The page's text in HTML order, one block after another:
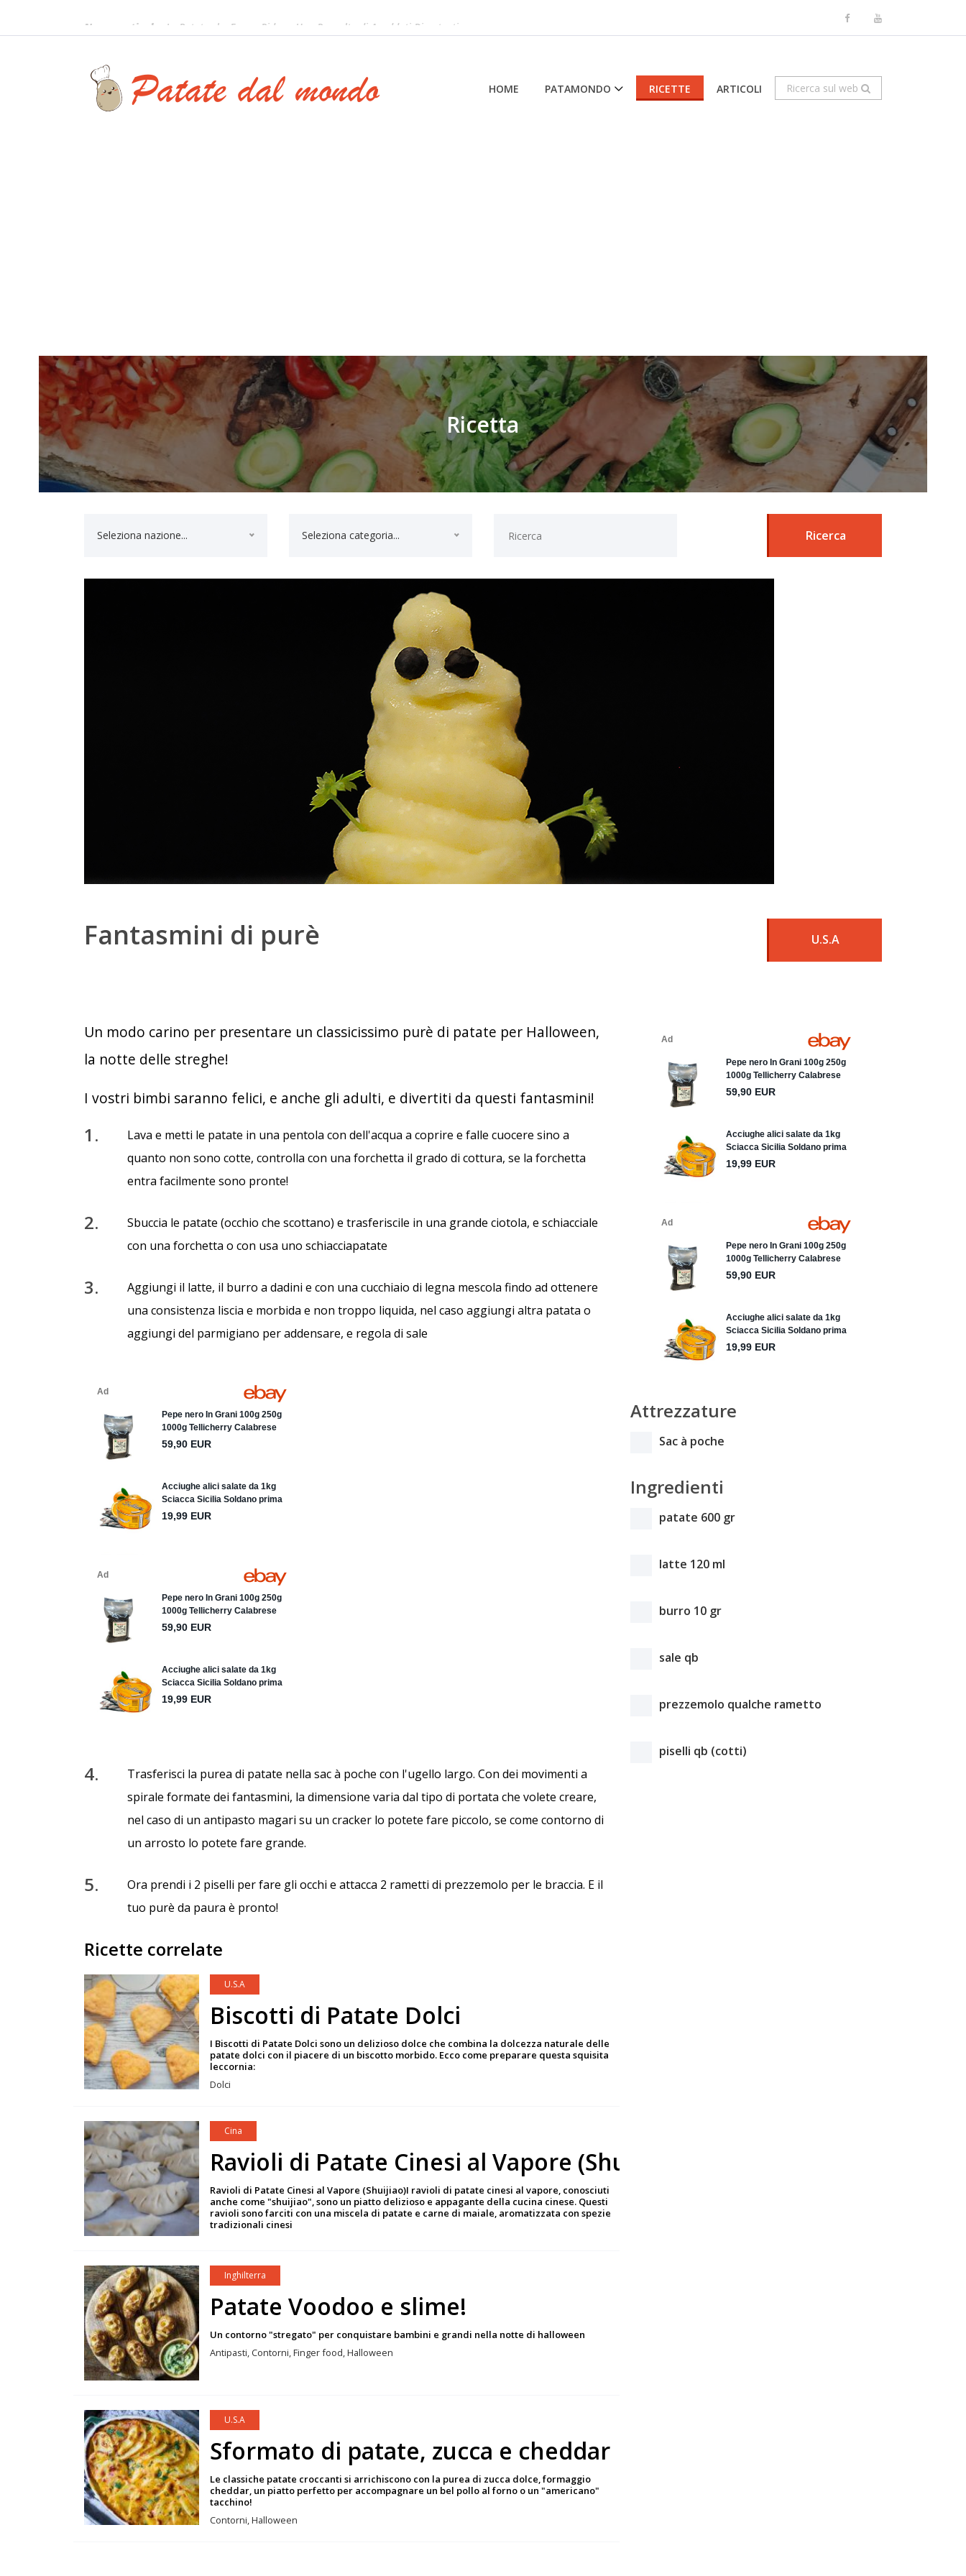
HOME PATAMONDO RICETTE ARTICOLI Ricerca sul web
Ricetta
Seleziona nazione... Seleziona categoria... Ricerca
Fantasmini di purè U.S.A
Un modo carino per presentare un classicissimo purè di patate per Halloween,
la notte delle streghe!
I vostri bimbi saranno felici, e anche gli adulti, e divertiti da questi fantasmini!
1.
Lava e metti le patate in una pentola con dell'acqua a coprire e falle cuocere sino a
quanto non sono cotte, controlla con una forchetta il grado di cottura, se la forchetta
entra facilmente sono pronte!
2.
Sbuccia le patate (occhio che scottano) e trasferiscile in una grande ciotola, e schiacciale
con una forchetta o con usa uno schiacciapatate
3.
Aggiungi il latte, il burro a dadini e con una cucchiaio di legna mescola findo ad ottenere
una consistenza liscia e morbida e non troppo liquida, nel caso aggiungi altra patata o
aggiungi del parmigiano per addensare, e regola di sale
4.
Trasferisci la purea di patate nella sac à poche con l'ugello largo. Con dei movimenti a
spirale formate dei fantasmini, la dimensione varia dal tipo di portata che volete creare,
nel caso di un antipasto magari su un cracker lo potete fare piccolo, se come contorno di
un arrosto lo potete fare grande.
5.
Ora prendi i 2 piselli per fare gli occhi e attacca 2 rametti di prezzemolo per le braccia. E il
tuo purè da paura è pronto!
Ricette correlate
U.S.A
Biscotti di Patate Dolci
I Biscotti di Patate Dolci sono un delizioso dolce che combina la dolcezza naturale delle
patate dolci con il piacere di un biscotto morbido. Ecco come preparare questa squisita
leccornia:
Dolci
Cina
Ravioli di Patate Cinesi al Vapore (Shuijiao)
Ravioli di Patate Cinesi al Vapore (Shuijiao)I ravioli di patate cinesi al vapore, conosciuti
anche come "shuijiao", sono un piatto delizioso e appagante della cucina cinese. Questi
ravioli sono farciti con una miscela di patate e carne di maiale, aromatizzata con spezie
tradizionali cinesi
Inghilterra
Patate Voodoo e slime!
Un contorno "stregato" per conquistare bambini e grandi nella notte di halloween
Antipasti, Contorni, Finger food, Halloween
U.S.A
Sformato di patate, zucca e cheddar
Le classiche patate croccanti si arrichiscono con la purea di zucca dolce, formaggio
cheddar, un piatto perfetto per accompagnare un bel pollo al forno o un "americano"
tacchino!
Contorni, Halloween
Attrezzature
Sac à poche
Ingredienti
patate 600 gr
latte 120 ml
burro 10 gr
sale qb
prezzemolo qualche rametto
piselli qb (cotti)